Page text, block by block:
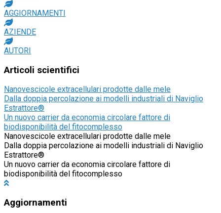
AGGIORNAMENTI
AZIENDE
AUTORI
Articoli scientifici
Nanovescicole extracellulari prodotte dalle mele
Dalla doppia percolazione ai modelli industriali di Naviglio
Estrattore®
Un nuovo carrier da economia circolare fattore di
biodisponibilità del fitocomplesso
Nanovescicole extracellulari prodotte dalle mele
Dalla doppia percolazione ai modelli industriali di Naviglio
Estrattore®
Un nuovo carrier da economia circolare fattore di
biodisponibilità del fitocomplesso
Aggiornamenti